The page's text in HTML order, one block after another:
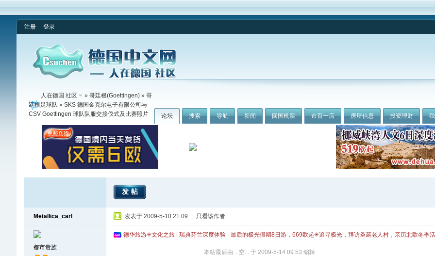
注册 登录
论坛 搜索 导航 新闻 回国机票 市百一店 房屋信息 投资理财
人在德国 社区 » 哥廷根(Goettingen)» 哥
廷根足球队 » SKS 德国金克尔电子有限公司与
CSV Goettingen 球队队服交接仪式及比赛照片
发帖
Metallica_carl
都市贵族
发表于 2009-5-10 21:09 只看该作者
德华旅游✳文化之旅 | 瑞典芬兰深度体验 · 最后的极光假期8日游，669欧起✳追寻极光，拜访圣诞老人村，亲历北欧冬季
本帖最后由 ...空... 于 2009-5-14 09:53 编辑